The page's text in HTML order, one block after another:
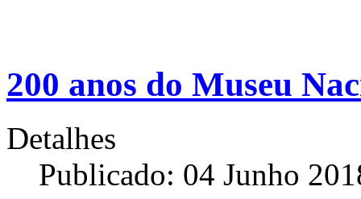
200 anos do Museu
Detalhes
Publicado: 04 Junho